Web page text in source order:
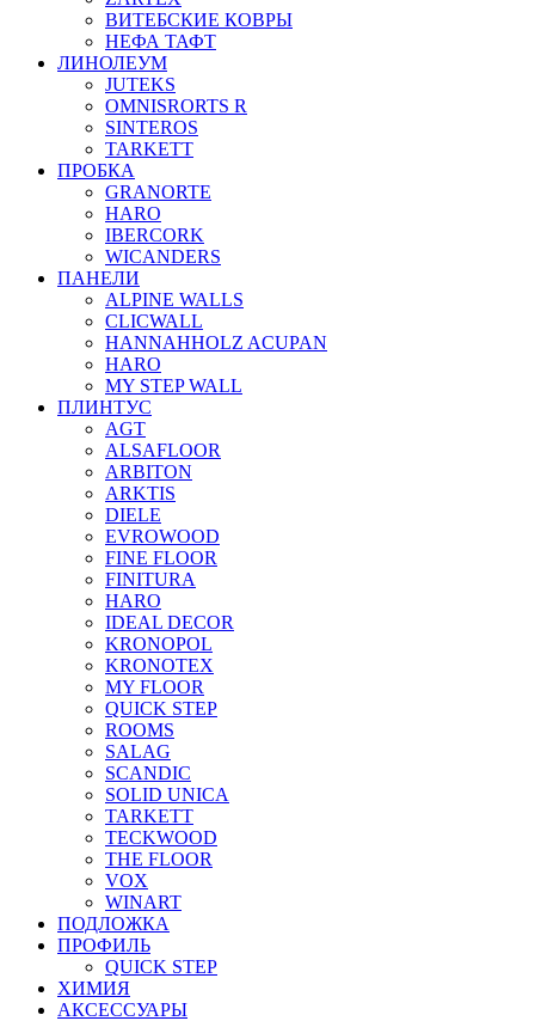
ВИТЕБСКИЕ КОВРЫ
НЕФА ТАФТ
ЛИНОЛЕУМ
JUTEKS
OMNISRORTS R
SINTEROS
TARKETT
ПРОБКА
GRANORTE
HARO
IBERCORK
WICANDERS
ПАНЕЛИ
ALPINE WALLS
CLICWALL
HANNAHHOLZ ACUPAN
HARO
MY STEP WALL
ПЛИНТУС
AGT
ALSAFLOOR
ARBITON
ARKTIS
DIELE
EVROWOOD
FINE FLOOR
FINITURA
HARO
IDEAL DECOR
KRONOPOL
KRONOTEX
MY FLOOR
QUICK STEP
ROOMS
SALAG
SCANDIC
SOLID UNICA
TARKETT
TECKWOOD
THE FLOOR
VOX
WINART
ПОДЛОЖКА
ПРОФИЛЬ
QUICK STEP
ХИМИЯ
АКСЕССУАРЫ